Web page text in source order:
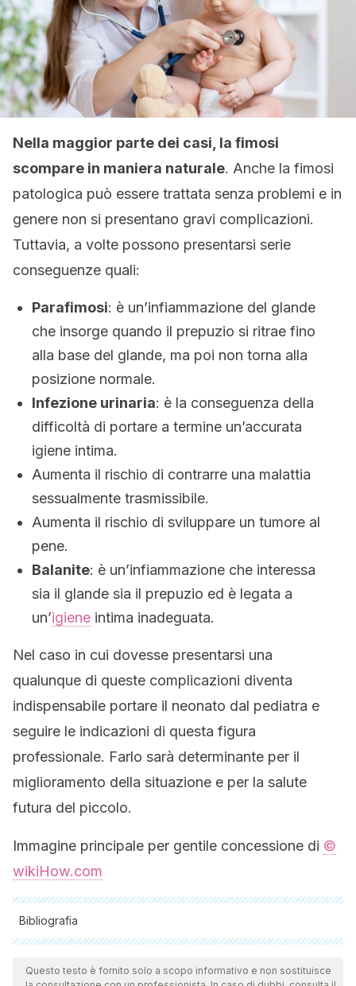
Nella maggior parte dei casi, la fimosi
scompare in maniera naturale. Anche la fimosi
patologica può essere trattata senza problemi e in
genere non si presentano gravi complicazioni.
Tuttavia, a volte possono presentarsi serie
conseguenze quali:
Parafimosi: è un’infiammazione del glande
che insorge quando il prepuzio si ritrae fino
alla base del glande, ma poi non torna alla
posizione normale.
Infezione urinaria: è la conseguenza della
difficoltà di portare a termine un’accurata
igiene intima.
Aumenta il rischio di contrarre una malattia
sessualmente trasmissibile.
Aumenta il rischio di sviluppare un tumore al
pene.
Balanite: è un’infiammazione che interessa
sia il glande sia il prepuzio ed è legata a
un’igiene intima inadeguata.
Nel caso in cui dovesse presentarsi una
qualunque di queste complicazioni diventa
indispensabile portare il neonato dal pediatra e
seguire le indicazioni di questa figura
professionale. Farlo sarà determinante per il
miglioramento della situazione e per la salute
futura del piccolo.
Immagine principale per gentile concessione di ©
wikiHow.com
Bibliografia
Tutte le fonti citate sono state esaminate a fondo dal nostro
team per garantirne la qualità, l'affidabilità, l'attualità e la
Questo testo è fornito solo a scopo informativo e non sostituisce